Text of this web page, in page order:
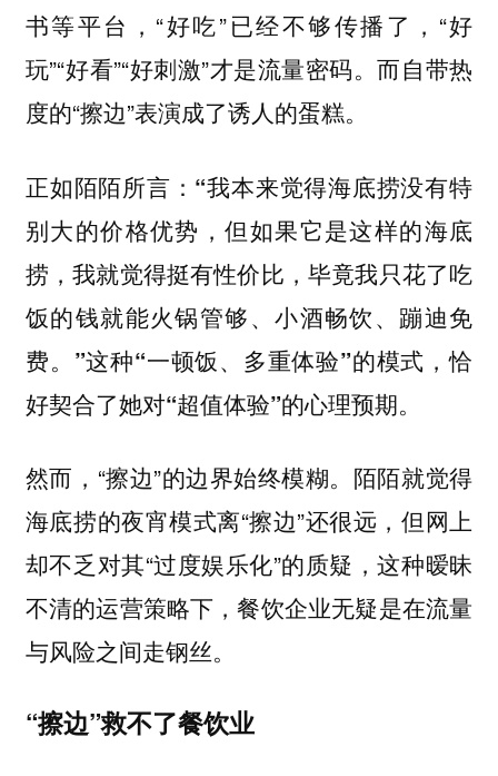
书等平台，“好吃”已经不够传播了，“好
玩”“好看”“好刺激”才是流量密码。而自带热
度的“擦边”表演成了诱人的蛋糕。
正如陌陌所言：“我本来觉得海底捞没有特
别大的价格优势，但如果它是这样的海底
捞，我就觉得挺有性价比，毕竟我只花了吃
饭的钱就能火锅管够、小酒畅饮、蹦迪免
费。”这种“一顿饭、多重体验”的模式，恰
好契合了她对“超值体验”的心理预期。
然而，“擦边”的边界始终模糊。陌陌就觉得
海底捞的夜宵模式离“擦边”还很远，但网上
却不乏对其“过度娱乐化”的质疑，这种暧昧
不清的运营策略下，餐饮企业无疑是在流量
与风险之间走钢丝。
“擦边”救不了餐饮业